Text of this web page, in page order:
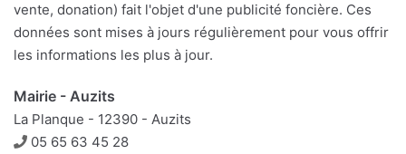
vente, donation) fait l'objet d'une publicité foncière. Ces
données sont mises à jours régulièrement pour vous offrir
les informations les plus à jour.
Mairie - Auzits
La Planque - 12390 - Auzits
Téléphone
05 65 63 45 28